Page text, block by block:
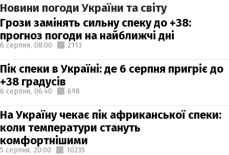
Новини погоди України та світу
Грози замінять сильну спеку до +38:
прогноз погоди на найближчі дні
6 серпня, 08:00 2113
Пік спеки в Україні: де 6 серпня пригріє до
+38 градусів
6 серпня, 06:40 698
На Україну чекає пік африканської спеки:
коли температури стануть
комфортнішими
5 серпня, 20:00 10235